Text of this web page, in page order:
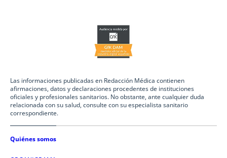
Las informaciones publicadas en Redacción Médica contienen
afirmaciones, datos y declaraciones procedentes de instituciones
oficiales y profesionales sanitarios. No obstante, ante cualquier duda
relacionada con su salud, consulte con su especialista sanitario
correspondiente.
Quiénes somos